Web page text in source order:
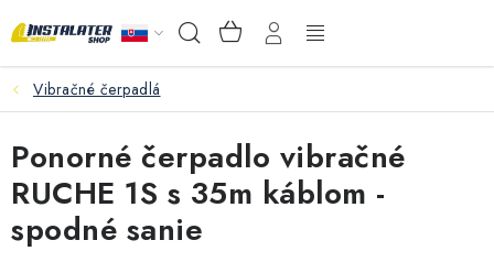
na
Hľadať NÁKUPNÝ
KOŠÍK
VEĽKOOBCHOD
AKO VYBRAŤ?
PREDAJŇA - RAKOVÁ
Vibračné čerpadlá
Ponorné čerpadlo vibračné
RUCHE 1S s 35m káblom -
spodné sanie